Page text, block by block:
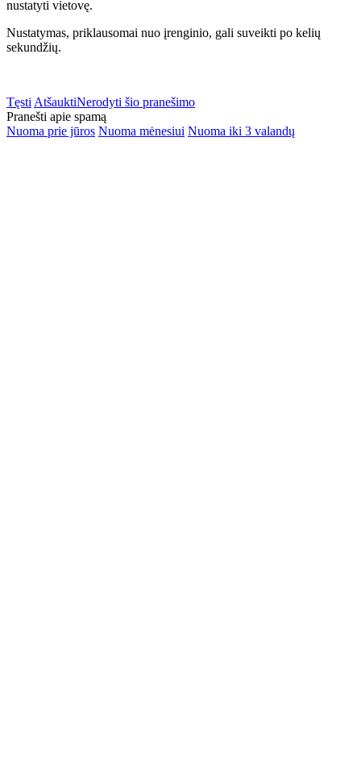
nustatyti vietovę.
Nustatymas, priklausomai nuo įrenginio, gali suveikti po kelių
sekundžių.
Tęsti AtšauktiNerodyti šio pranešimo
Pranešti apie spamą
Nuoma prie jūros Nuoma mėnesiui Nuoma iki 3 valandų